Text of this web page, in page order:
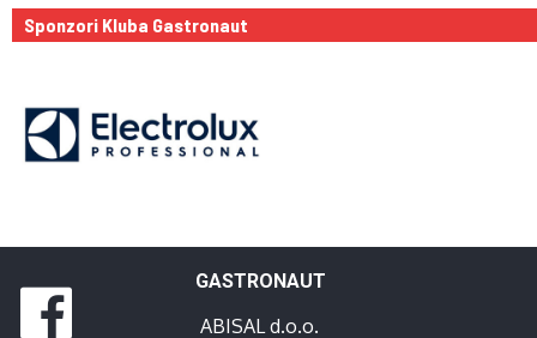
Sponzori Kluba Gastronaut
GASTRONAUT
ABISAL d.o.o.